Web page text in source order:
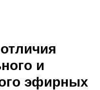
и
эфирных